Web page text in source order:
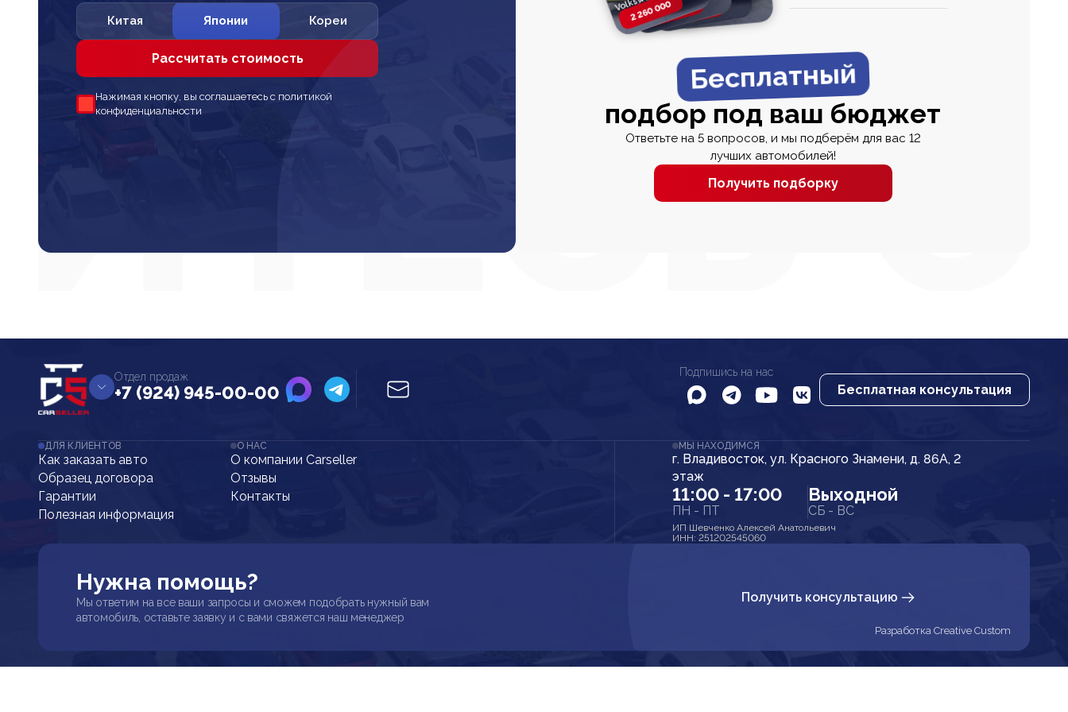
Китая Японии Кореи
Рассчитать стоимость
Нажимая кнопку, вы соглашаетесь с политикой
конфиденциальности
2 260 0002 820 000
2 820 0002 670 000
Бесплатный
подбор под ваш бюджет
Ответьте на 5 вопросов, и мы подберём для вас 12
лучших автомобилей!
Получить подборку
Отдел продаж
+7 (924) 945-00-00
Подпишись на нас
Бесплатная консультация
ДЛЯ КЛИЕНТОВ
Как заказать авто
Образец договора
Гарантии
Полезная информация
О НАС
О компании Carseller
Отзывы
Контакты
МЫ НАХОДИМСЯ
г. Владивосток, ул. Красного Знамени, д. 86А, 2
этаж
11:00 - 17:00
ПН - ПТ
Выходной
СБ - ВС
ИП Шевченко Алексей Анатольевич
ИНН: 251202545060
Нужна помощь?
Мы ответим на все ваши запросы и сможем подобрать нужный вам
автомобиль, оставьте заявку и с вами свяжется наш менеджер
Получить консультацию
Разработка Creative Custom